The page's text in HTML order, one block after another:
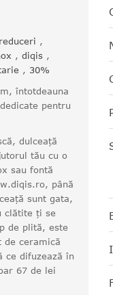
reduceri ,
, diqis ,
, 30%
întotdeauna
pentru
dulceață
tău cu o
sau fontă
până
sunt gata,
clătite ți se
de plită, este
de ceramică
ce difuzează în
67 de lei